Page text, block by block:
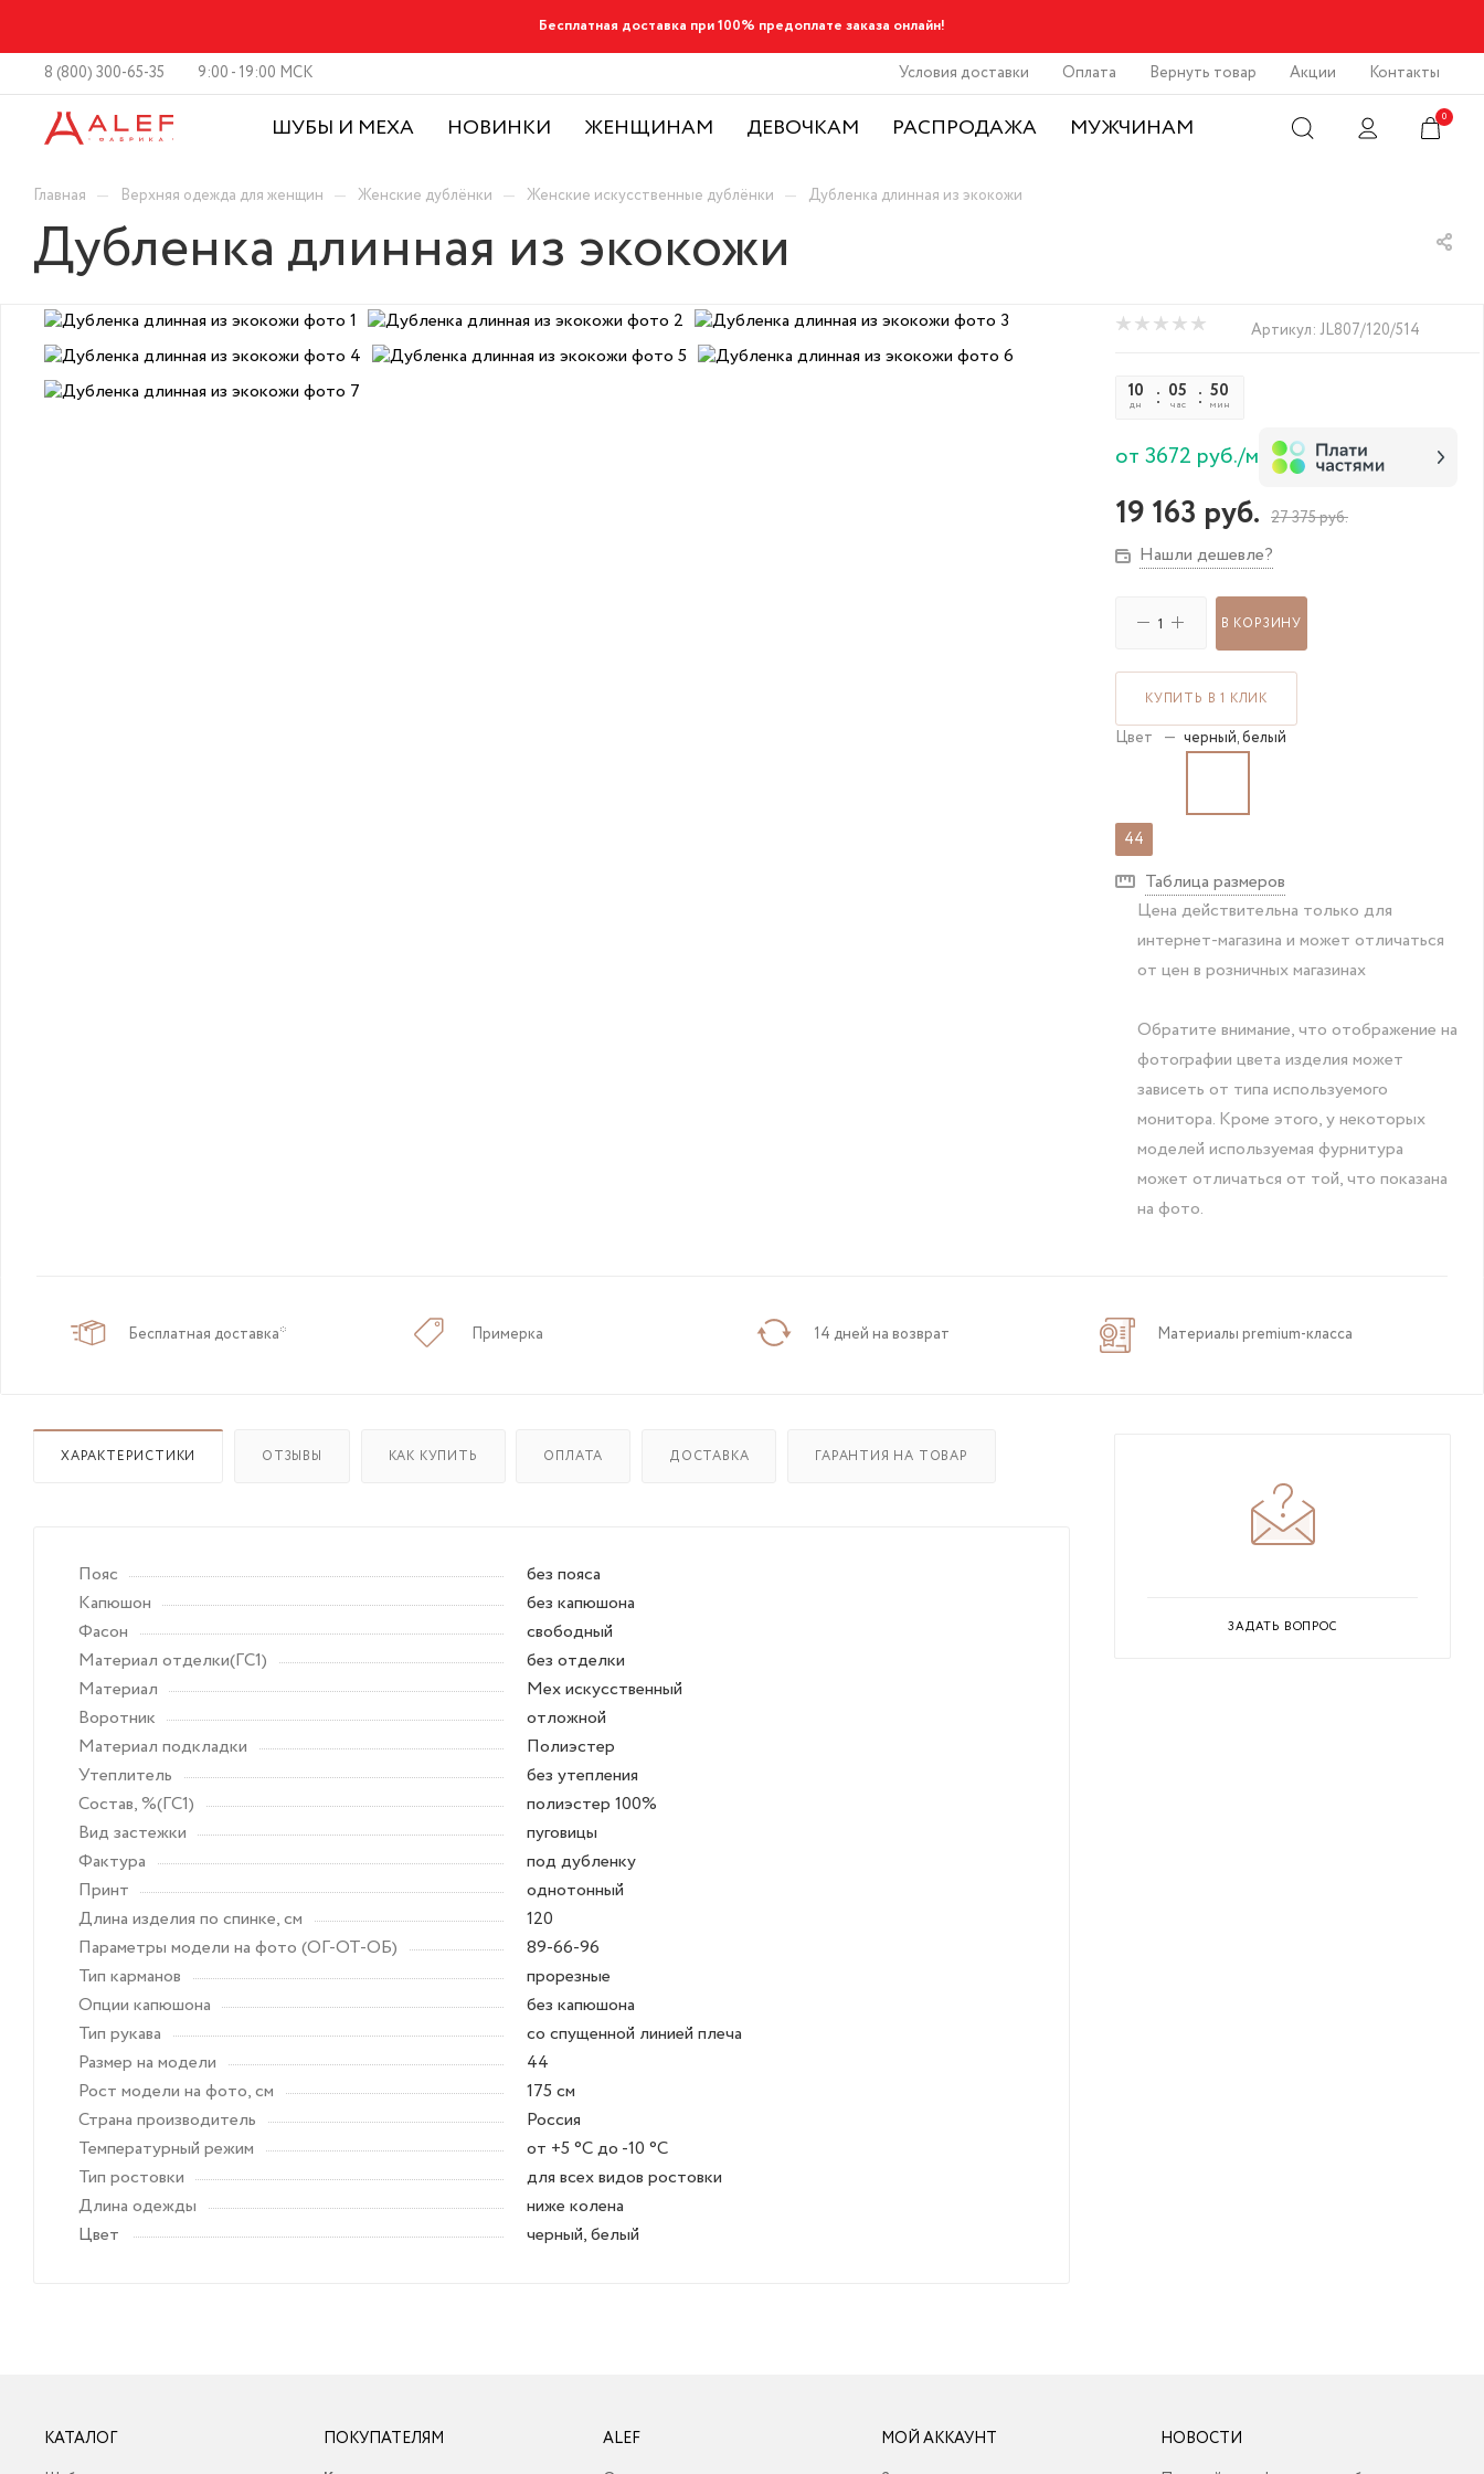
Бесплатная доставка при 100% предоплате заказа онлайн!
8 (800) 300-65-35 9:00 - 19:00 МСК Условия доставки Оплата Вернуть товар Акции Контакты
ШУБЫ И МЕХА НОВИНКИ ЖЕНЩИНАМ ДЕВОЧКАМ РАСПРОДАЖА МУЖЧИНАМ 0
Главная — Верхняя одежда для женщин — Женские дублёнки — Женские искусственные дублёнки — Дубленка длинная из экокожи
Дубленка длинная из экокожи
Артикул: JL807/120/514
10
дн
05
час
50
мин
от 3672 руб./м
19 163 руб. 27 375руб.
Нашли дешевле?
В КОРЗИНУ
КУПИТЬ В 1 КЛИК
Цвет — черный, белый
44
Таблица размеров
Цена действительна только для
интернет-магазина и может отличаться
от цен в розничных магазинах
Обратите внимание, что отображение на
фотографии цвета изделия может
зависеть от типа используемого
монитора. Кроме этого, у некоторых
моделей используемая фурнитура
может отличаться от той, что показана
на фото.
Бесплатная доставка* Примерка 14 дней на возврат Материалы premium-класса
ХАРАКТЕРИСТИКИ ОТЗЫВЫ КАК КУПИТЬ ОПЛАТА ДОСТАВКА ГАРАНТИЯ НА ТОВАР
Пояс
без пояса
Капюшон
без капюшона
Фасон
свободный
Материал отделки(ГС1)
без отделки
Материал
Мех искусственный
Воротник
отложной
Материал подкладки
Полиэстер
Утеплитель
без утепления
Состав, %(ГС1)
полиэстер 100%
Вид застежки
пуговицы
Фактура
под дубленку
Принт
однотонный
Длина изделия по спинке, см
120
Параметры модели на фото (ОГ-ОТ-ОБ)
89-66-96
Тип карманов
прорезные
Опции капюшона
без капюшона
Тип рукава
со спущенной линией плеча
Размер на модели
44
Рост модели на фото, см
175 см
Страна производитель
Россия
Температурный режим
от +5 °C до -10 °C
Тип ростовки
для всех видов ростовки
Длина одежды
ниже колена
Цвет
черный, белый
ЗАДАТЬ ВОПРОС
КАТАЛОГ
ПОКУПАТЕЛЯМ
ALEF
МОЙ АККАУНТ
НОВОСТИ